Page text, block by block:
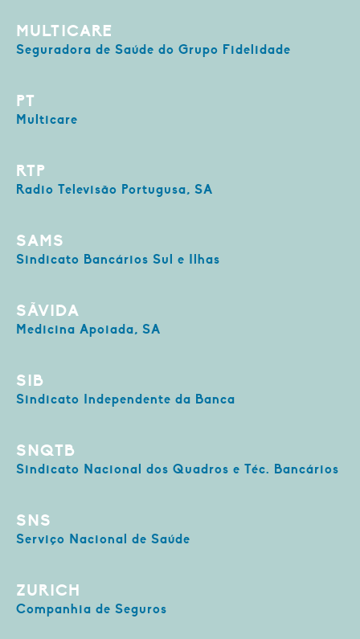
MULTICARE
Seguradora de Saúde do Grupo Fidelidade
PT
Multicare
RTP
Radio Televisão Portugusa, SA
SAMS
Sindicato Bancários Sul e Ilhas
SÃVIDA
Medicina Apoiada, SA
SIB
Sindicato Independente da Banca
SNQTB
Sindicato Nacional dos Quadros e Téc. Bancários
SNS
Serviço Nacional de Saúde
ZURICH
Companhia de Seguros